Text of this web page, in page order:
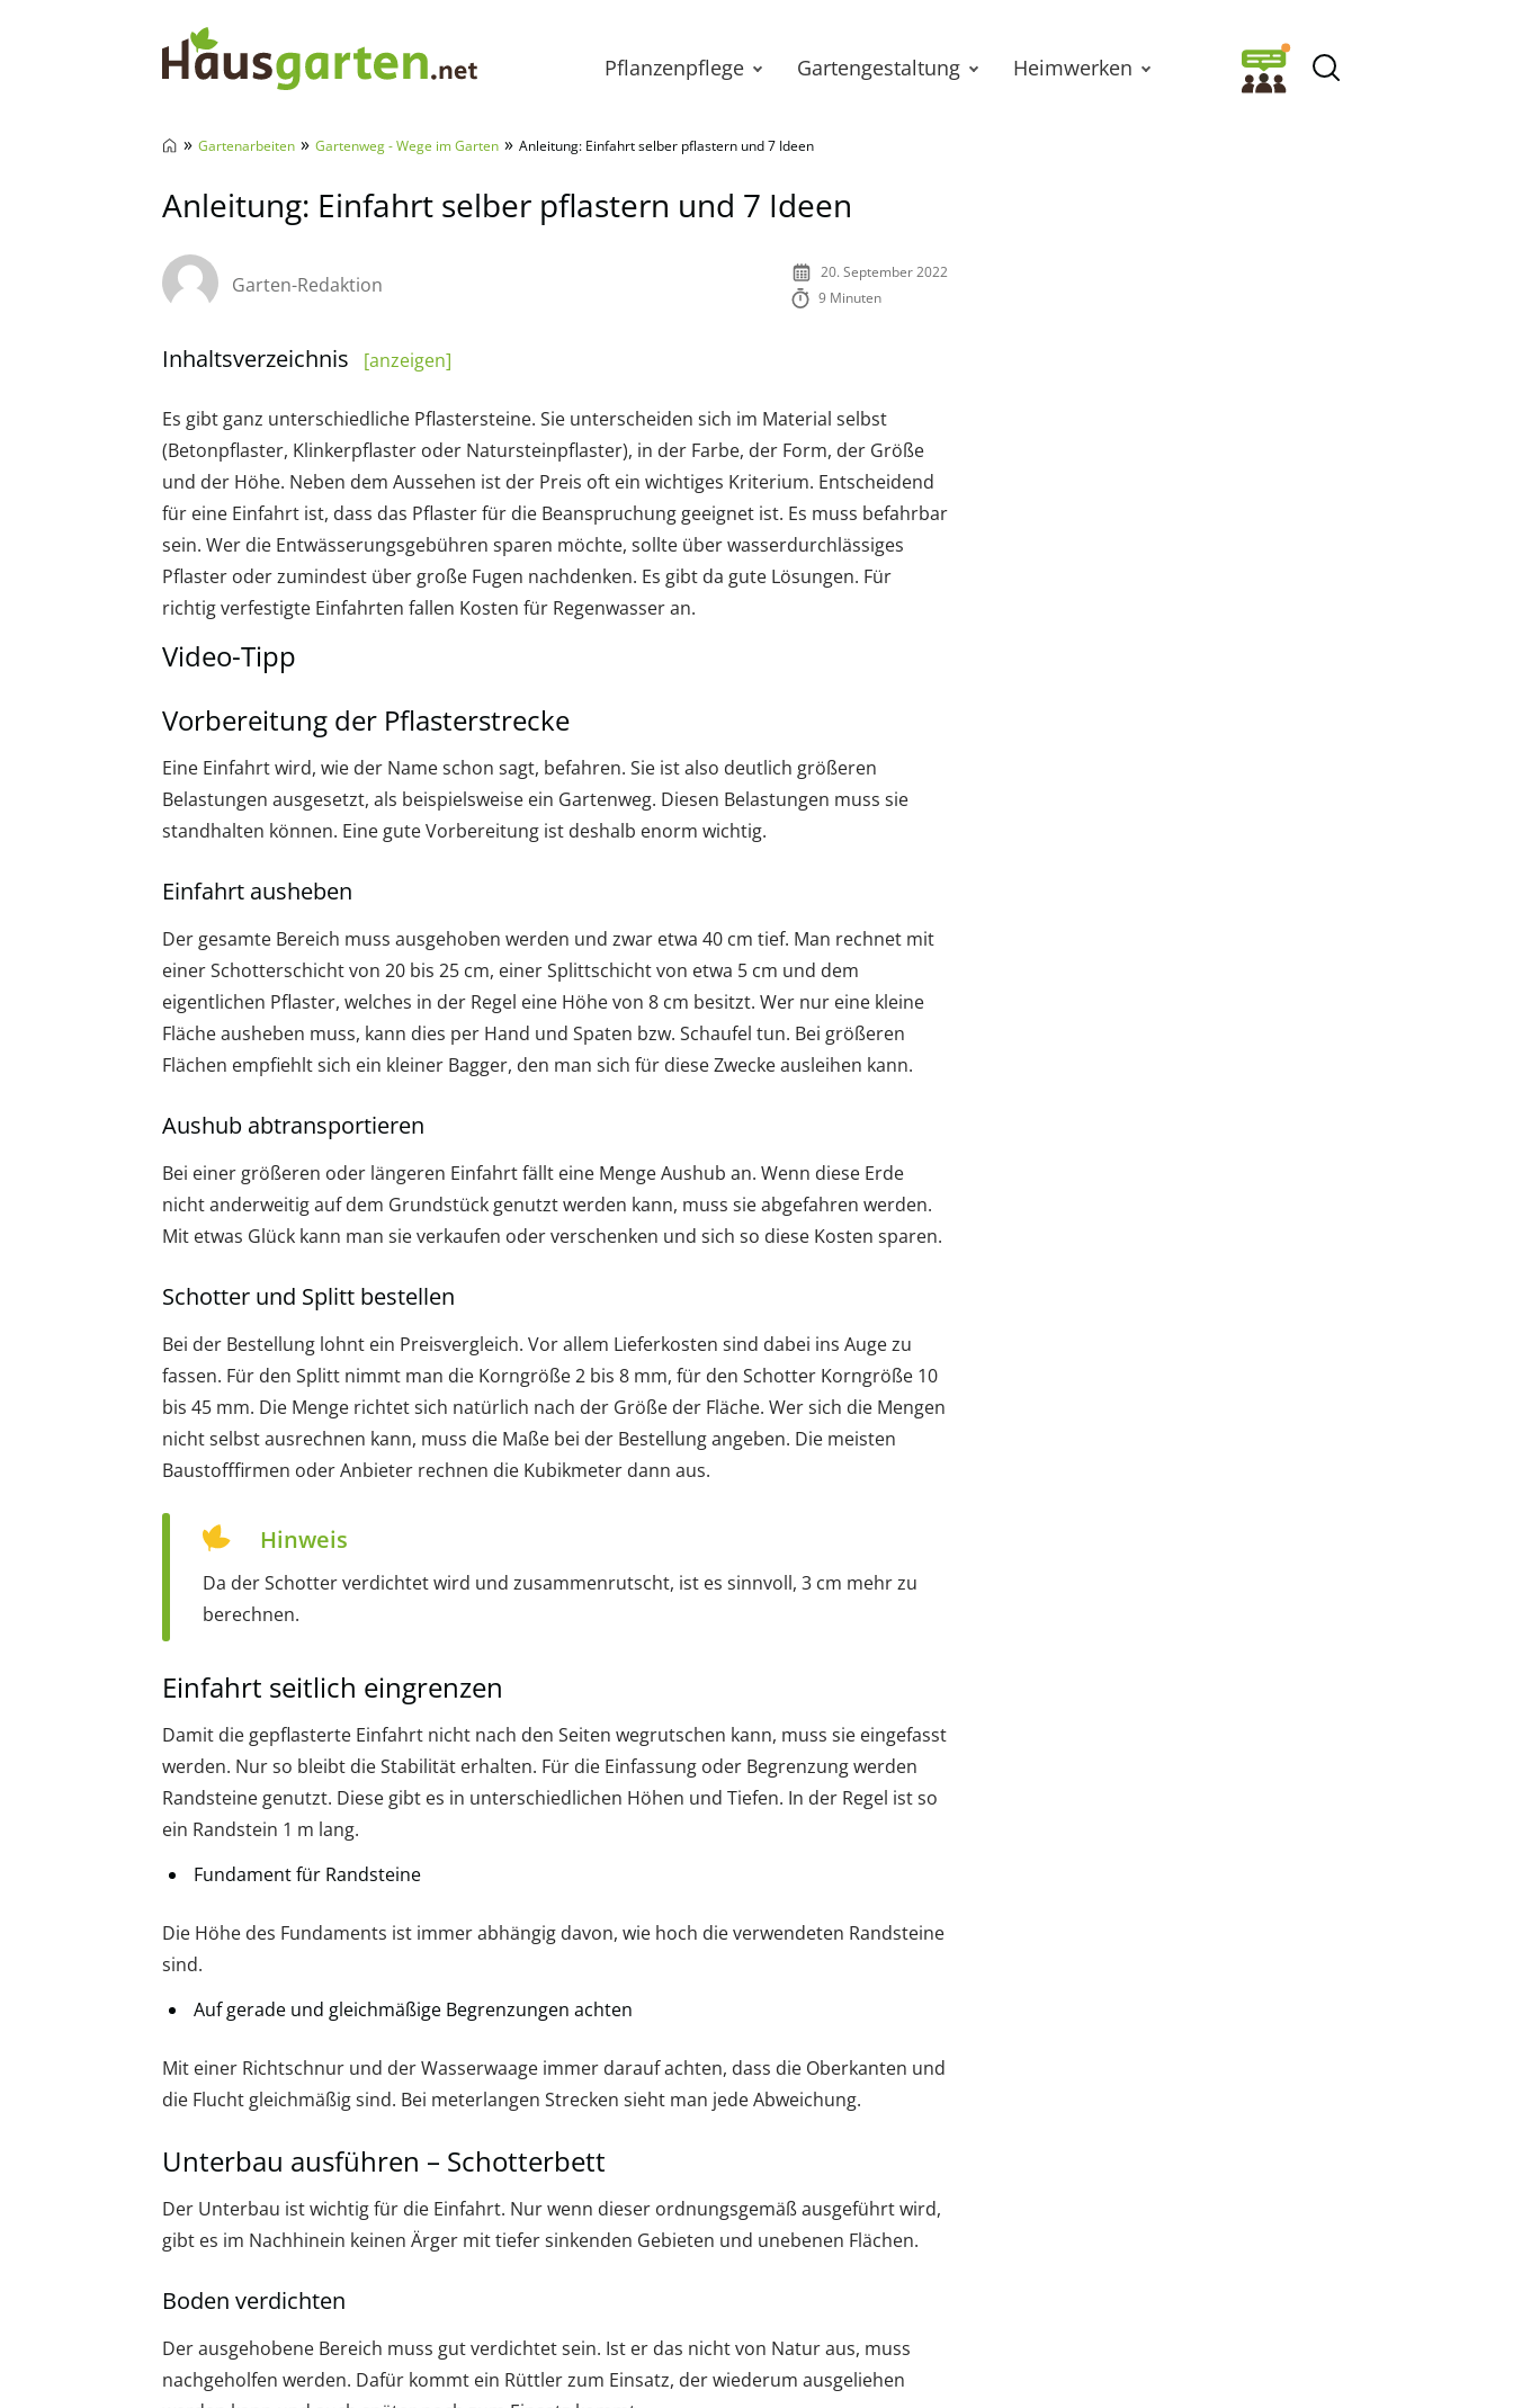
Pflanzenpflege Gartengestaltung Heimwerken
» Gartenarbeiten » Gartenweg - Wege im Garten » Anleitung: Einfahrt selber pflastern und 7 Ideen
Anleitung: Einfahrt selber pflastern und 7 Ideen
Garten-Redaktion
20. September 2022
9 Minuten
Inhaltsverzeichnis [anzeigen]
Es gibt ganz unterschiedliche Pflastersteine. Sie unterscheiden sich im Material selbst
(Betonpflaster, Klinkerpflaster oder Natursteinpflaster), in der Farbe, der Form, der Größe
und der Höhe. Neben dem Aussehen ist der Preis oft ein wichtiges Kriterium. Entscheidend
für eine Einfahrt ist, dass das Pflaster für die Beanspruchung geeignet ist. Es muss befahrbar
sein. Wer die Entwässerungsgebühren sparen möchte, sollte über wasserdurchlässiges
Pflaster oder zumindest über große Fugen nachdenken. Es gibt da gute Lösungen. Für
richtig verfestigte Einfahrten fallen Kosten für Regenwasser an.
Video-Tipp
Vorbereitung der Pflasterstrecke
Eine Einfahrt wird, wie der Name schon sagt, befahren. Sie ist also deutlich größeren
Belastungen ausgesetzt, als beispielsweise ein Gartenweg. Diesen Belastungen muss sie
standhalten können. Eine gute Vorbereitung ist deshalb enorm wichtig.
Einfahrt ausheben
Der gesamte Bereich muss ausgehoben werden und zwar etwa 40 cm tief. Man rechnet mit
einer Schotterschicht von 20 bis 25 cm, einer Splittschicht von etwa 5 cm und dem
eigentlichen Pflaster, welches in der Regel eine Höhe von 8 cm besitzt. Wer nur eine kleine
Fläche ausheben muss, kann dies per Hand und Spaten bzw. Schaufel tun. Bei größeren
Flächen empfiehlt sich ein kleiner Bagger, den man sich für diese Zwecke ausleihen kann.
Aushub abtransportieren
Bei einer größeren oder längeren Einfahrt fällt eine Menge Aushub an. Wenn diese Erde
nicht anderweitig auf dem Grundstück genutzt werden kann, muss sie abgefahren werden.
Mit etwas Glück kann man sie verkaufen oder verschenken und sich so diese Kosten sparen.
Schotter und Splitt bestellen
Bei der Bestellung lohnt ein Preisvergleich. Vor allem Lieferkosten sind dabei ins Auge zu
fassen. Für den Splitt nimmt man die Korngröße 2 bis 8 mm, für den Schotter Korngröße 10
bis 45 mm. Die Menge richtet sich natürlich nach der Größe der Fläche. Wer sich die Mengen
nicht selbst ausrechnen kann, muss die Maße bei der Bestellung angeben. Die meisten
Baustofffirmen oder Anbieter rechnen die Kubikmeter dann aus.
Hinweis
Da der Schotter verdichtet wird und zusammenrutscht, ist es sinnvoll, 3 cm mehr zu
berechnen.
Einfahrt seitlich eingrenzen
Damit die gepflasterte Einfahrt nicht nach den Seiten wegrutschen kann, muss sie eingefasst
werden. Nur so bleibt die Stabilität erhalten. Für die Einfassung oder Begrenzung werden
Randsteine genutzt. Diese gibt es in unterschiedlichen Höhen und Tiefen. In der Regel ist so
ein Randstein 1 m lang.
Fundament für Randsteine
Die Höhe des Fundaments ist immer abhängig davon, wie hoch die verwendeten Randsteine
sind.
Auf gerade und gleichmäßige Begrenzungen achten
Mit einer Richtschnur und der Wasserwaage immer darauf achten, dass die Oberkanten und
die Flucht gleichmäßig sind. Bei meterlangen Strecken sieht man jede Abweichung.
Unterbau ausführen – Schotterbett
Der Unterbau ist wichtig für die Einfahrt. Nur wenn dieser ordnungsgemäß ausgeführt wird,
gibt es im Nachhinein keinen Ärger mit tiefer sinkenden Gebieten und unebenen Flächen.
Boden verdichten
Der ausgehobene Bereich muss gut verdichtet sein. Ist er das nicht von Natur aus, muss
nachgeholfen werden. Dafür kommt ein Rüttler zum Einsatz, der wiederum ausgeliehen